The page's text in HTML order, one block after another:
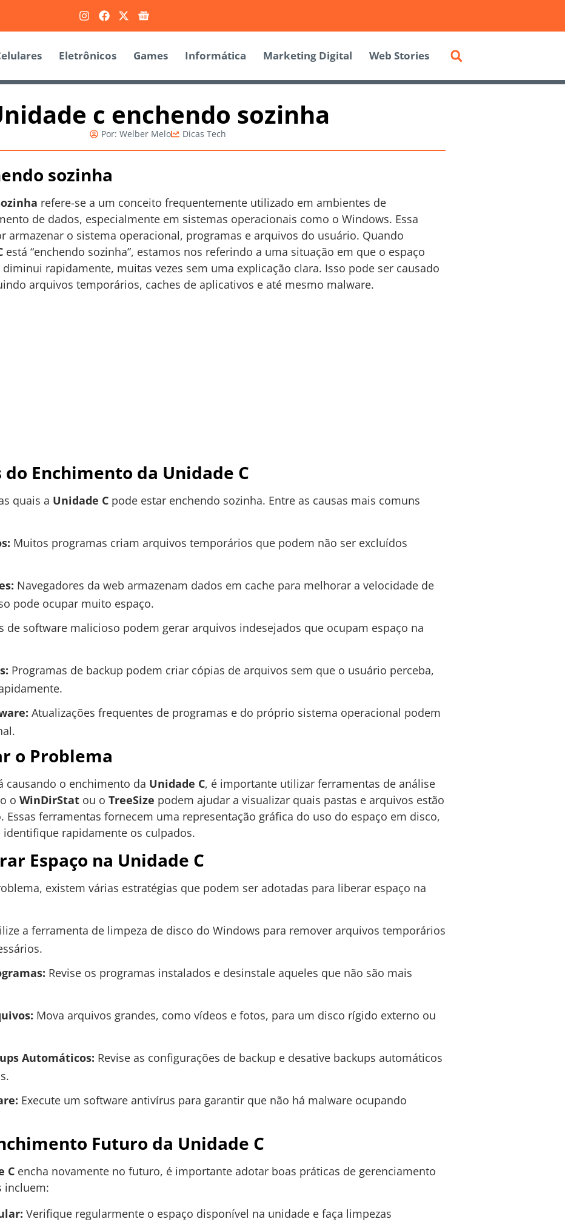
Eletrônicos Games Informática Marketing Digital Web Stories
c enchendo sozinha
Por: Welber Melo Dicas Tech
sozinha
refere-se a um conceito frequentemente utilizado em ambientes de
de dados, especialmente em sistemas operacionais como o Windows. Essa
armazenar o sistema operacional, programas e arquivos do usuário. Quando
está “enchendo sozinha”, estamos nos referindo a uma situação em que o espaço
rapidamente, muitas vezes sem uma explicação clara. Isso pode ser causado
arquivos temporários, caches de aplicativos e até mesmo malware.
do Enchimento da Unidade C
quais a Unidade C pode estar enchendo sozinha. Entre as causas mais comuns
Muitos programas criam arquivos temporários que podem não ser excluídos
Navegadores da web armazenam dados em cache para melhorar a velocidade de
pode ocupar muito espaço.
de software malicioso podem gerar arquivos indesejados que ocupam espaço na
Programas de backup podem criar cópias de arquivos sem que o usuário perceba,
Atualizações frequentes de programas e do próprio sistema operacional podem
o Problema
causando o enchimento da Unidade C, é importante utilizar ferramentas de análise
o WinDirStat ou o TreeSize podem ajudar a visualizar quais pastas e arquivos estão
Essas ferramentas fornecem uma representação gráfica do uso do espaço em disco,
rapidamente os culpados.
Espaço na Unidade C
existem várias estratégias que podem ser adotadas para liberar espaço na
a ferramenta de limpeza de disco do Windows para remover arquivos temporários
Revise os programas instalados e desinstale aqueles que não são mais
Mova arquivos grandes, como vídeos e fotos, para um disco rígido externo ou
Automáticos: Revise as configurações de backup e desative backups automáticos
Execute um software antivírus para garantir que não há malware ocupando
Futuro da Unidade C
C encha novamente no futuro, é importante adotar boas práticas de gerenciamento
incluem:
Verifique regularmente o espaço disponível na unidade e faça limpezas